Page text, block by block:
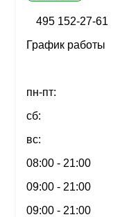
495 152-27-61
График работы
пн-пт:
сб:
вс:
08:00 - 21:00
09:00 - 21:00
09:00 - 21:00